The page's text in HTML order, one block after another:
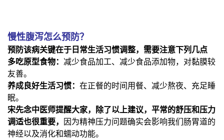
慢性腹泻怎么预防？
预防该病关键在于日常生活习惯调整，需要注意下列几点
多吃原型食物： 减少食品加工、减少食品添加物，对黏膜较
友善。
养成良好生活习惯： 在正餐的时间用餐、减少熬夜、充足睡
眠。
宋先念中医师提醒大家，除了以上建议，平常的舒压和压力
调适也很重要， 因为精神压力问题确实会影响我们肠胃道的
神经以及消化和蠕动功能。